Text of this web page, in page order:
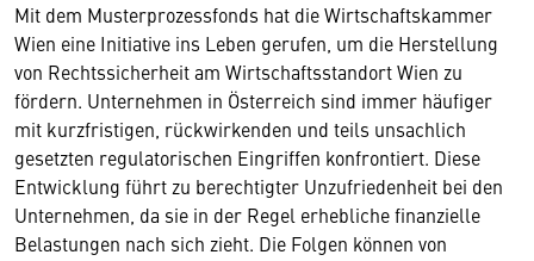
Mit dem Musterprozessfonds hat die Wirtschaftskammer
Wien eine Initiative ins Leben gerufen, um die Herstellung
von Rechtssicherheit am Wirtschaftsstandort Wien zu
fördern. Unternehmen in Österreich sind immer häufiger
mit kurzfristigen, rückwirkenden und teils unsachlich
gesetzten regulatorischen Eingriffen konfrontiert. Diese
Entwicklung führt zu berechtigter Unzufriedenheit bei den
Unternehmen, da sie in der Regel erhebliche finanzielle
Belastungen nach sich zieht. Die Folgen können von